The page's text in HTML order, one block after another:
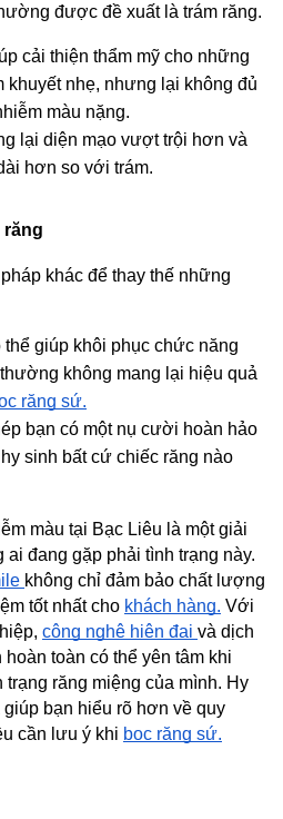
được đề xuất là trám răng.
cải thiện thẩm mỹ cho những
khuyết nhẹ, nhưng lại không đủ
màu nặng.
lại diện mạo vượt trội hơn và
hơn so với trám.
răng
khác để thay thế những
thể giúp khôi phục chức năng
không mang lại hiệu quả
răng sứ.
bạn có một nụ cười hoàn hảo
sinh bất cứ chiếc răng nào
màu tại Bạc Liêu là một giải
đang gặp phải tình trạng này.
không chỉ đảm bảo chất lượng
tốt nhất cho khách hàng. Với
công nghệ hiện đại và dịch
toàn có thể yên tâm khi
răng miệng của mình. Hy
bạn hiểu rõ hơn về quy
cần lưu ý khi bọc răng sứ.